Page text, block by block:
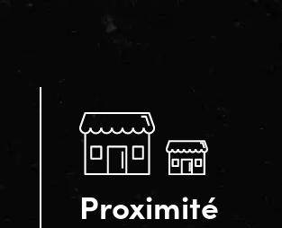
Proximité